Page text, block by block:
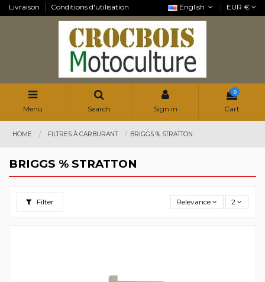
Livraison Conditions d'utilisation English EUR €
Menu Search Sign in
0
Cart
HOME FILTRES À CARBURANT BRIGGS % STRATTON
BRIGGS % STRATTON
Filter Relevance 2